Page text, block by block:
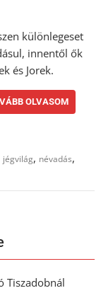
különlegeset
innentől ők
és Jorek.
OLVASOM
jégvilág, névadás,
Tiszadobnál